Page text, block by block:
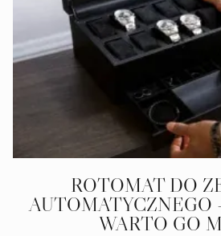
ROTOMAT DO
AUTOMATYCZNEGO
WARTO GO